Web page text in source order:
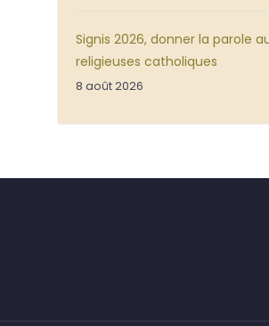
Signis 2026, donner la parole
religieuses catholiques
8 août 2026